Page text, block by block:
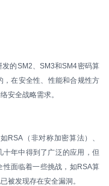
的SM2、SM3和SM4密码算
，在安全性、性能和合规性方
安全战略需求。
RSA（非对称加密算法）、
年中得到了广泛的应用，但
性面临着一些挑战，如RSA算
被发现存在安全漏洞。